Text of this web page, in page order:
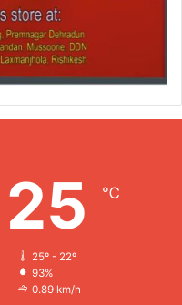
25 ℃
25º - 22º
93%
0.89 km/h